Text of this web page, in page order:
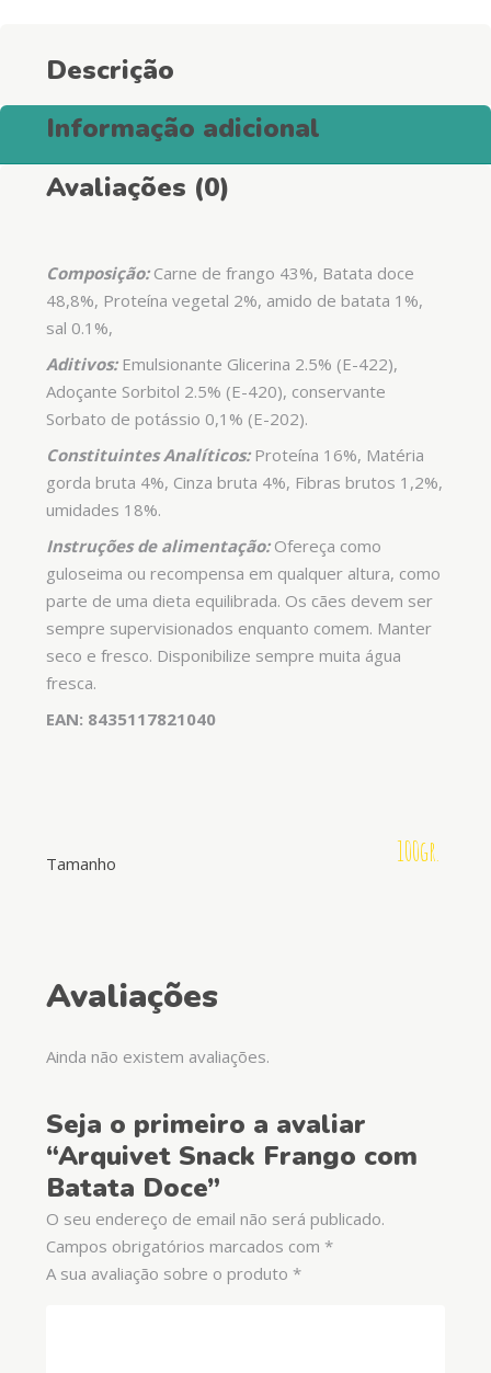
Descrição
Informação adicional
Avaliações (0)
Composição: Carne de frango 43%, Batata doce
48,8%, Proteína vegetal 2%, amido de batata 1%,
sal 0.1%,
Aditivos:Emulsionante Glicerina 2.5% (E-422),
Adoçante Sorbitol 2.5% (E-420), conservante
Sorbato de potássio 0,1% (E-202).
Constituintes Analíticos:Proteína 16%, Matéria
gorda bruta 4%, Cinza bruta 4%, Fibras brutos 1,2%,
umidades 18%.
Instruções de alimentação:Ofereça como
guloseima ou recompensa em qualquer altura, como
parte de uma dieta equilibrada. Os cães devem ser
sempre supervisionados enquanto comem. Manter
seco e fresco. Disponibilize sempre muita água
fresca.
EAN: 8435117821040
Tamanho 100gr.
Avaliações
Ainda não existem avaliações.
Seja o primeiro a avaliar
“Arquivet Snack Frango com
Batata Doce”
O seu endereço de email não será publicado.
Campos obrigatórios marcados com *
A sua avaliação sobre o produto *